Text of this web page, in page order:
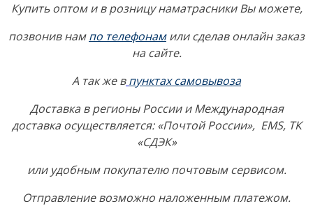
Купить оптом и в розницу наматрасники Вы можете,
позвонив нампо телефонам или сделав онлайн заказ
на сайте.
А так же в пунктах самовывоза
Доставка в регионы России и Международная
доставка осуществляется: «Почтой России», EMS, ТК
«СДЭК»
или удобным покупателю почтовым сервисом.
Отправление возможно наложенным платежом.